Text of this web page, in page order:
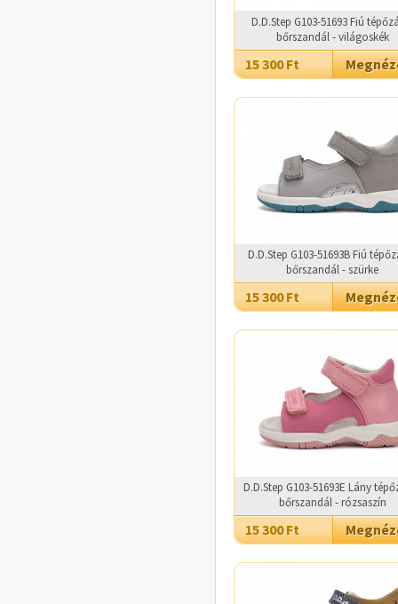
D.D.Step G103-51693 Fiú
bőrszandál - világoskék
15 300 Ft
D.D.Step G103-51693B Fiú
bőrszandál - szürke
15 300 Ft
D.D.Step G103-51693E Lány
bőrszandál - rózsaszín
15 300 Ft